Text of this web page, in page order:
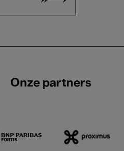
Onze partners